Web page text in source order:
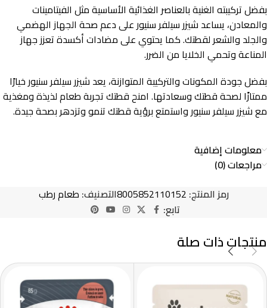
بفضل تركيبته الغنية بالعناصر الغذائية الأساسية مثل الفيتامينات
والمعادن، يساعد شيزر سيلفر سنيور على دعم صحة الجهاز الهضمي
والجلد والشعر لقطتك. كما يحتوي على مضادات أكسدة تعزز جهاز
المناعة وتحمي الخلايا من الضرر.
بفضل جودة المكونات والتركيبة المتوازنة، يعد شيزر سيلفر سنيور خيارًا
ممتازًا لصحة قطتك وسعادتها. امنح قطتك تجربة طعام لذيذة ومغذية
مع شيزر سيلفر سنيور واستمتع برؤية قطتك تنمو وتزدهر بصحة جيدة.
معلومات إضافية
مراجعات (0)
رمز المنتج: 8005852110152التصنيف: طعام رطب
تابع:
منتجات ذات صلة